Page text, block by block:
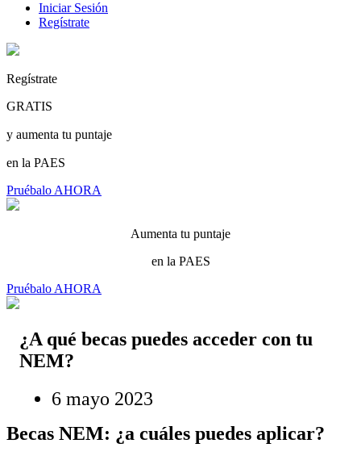
Iniciar Sesión
Regístrate
Regístrate
GRATIS
y aumenta tu puntaje
en la PAES
Pruébalo AHORA
Aumenta tu puntaje
en la PAES
Pruébalo AHORA
¿A qué becas puedes acceder con tu
NEM?
6 mayo 2023
Becas NEM: ¿a cuáles puedes aplicar?